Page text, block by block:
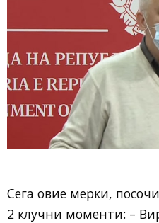
Сега овие мерки,
2 клучни моменти: –